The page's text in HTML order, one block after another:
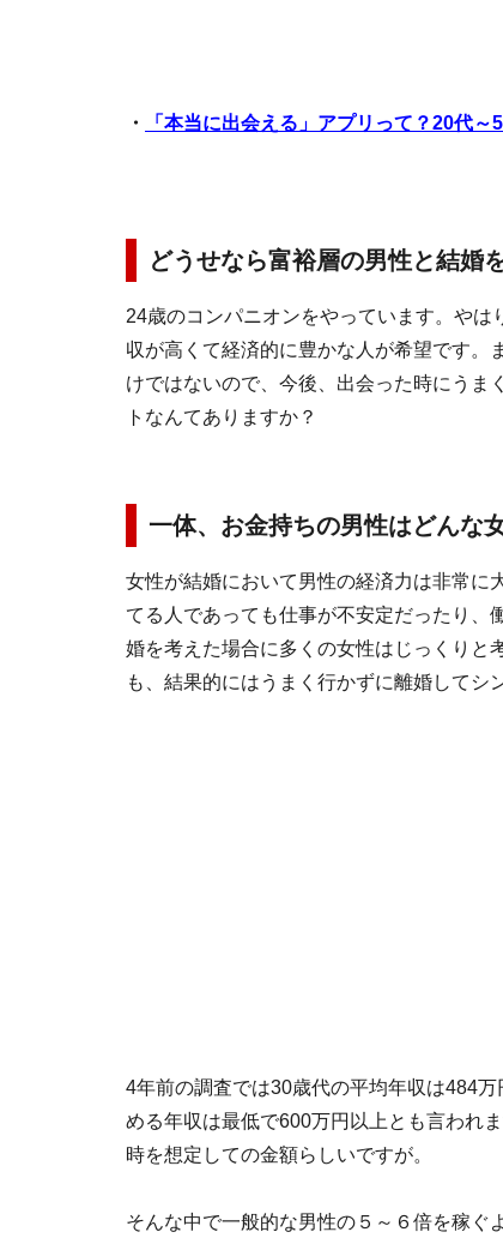
・ 「本当に出会える」アプリって？20代
どうせなら富裕層の男性と結婚
24歳のコンパニオンをやっています。や
収が高くて経済的に豊かな人が希望です。
けではないので、今後、出会った時にうま
トなんてありますか？
一体、お金持ちの男性はどんな
女性が結婚において男性の経済力は非常に
てる人であっても仕事が不安定だったり、
婚を考えた場合に多くの女性はじっくりと
も、結果的にはうまく行かずに離婚してシ
4年前の調査では30歳代の平均年収は484
める年収は最低で600万円以上とも言われ
時を想定しての金額らしいですが。
そんな中で一般的な男性の５～６倍を稼ぐ